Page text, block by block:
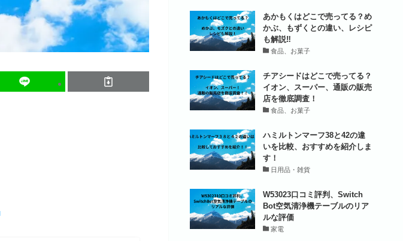
あかもくはどこで売ってる？め
かぶ、もずくとの違い、レシピ
も解説‼
食品、お菓子
チアシードはどこで売ってる？
イオン、スーパー、通販の販売
店を徹底調査！
食品、お菓子
ハミルトンマーフ38と42の違
いを比較、おすすめを紹介しま
す！
日用品・雑貨
W53023口コミ評判、Switch
Bot空気清浄機テーブルのリア
ルな評価
家電